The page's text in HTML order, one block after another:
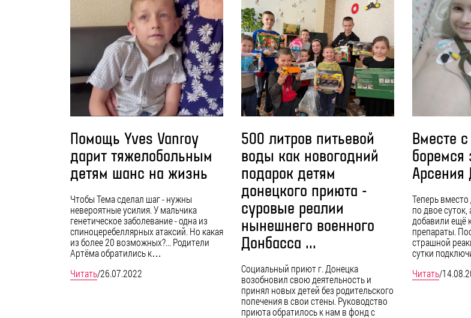
Помощь Yves Vanroy
дарит тяжелобольным
детям шанс на жизнь
Чтобы Тема сделал шаг - нужны
невероятные усилия. У мальчика
генетическое заболевание - одна из
спиноцеребеллярных атаксий. Но какая
из более 20 возможных?... Родители
Артёма обратились к…
Читать/26.07.2022
500 литров питьевой
воды как новогодний
подарок детям
донецкого приюта -
суровые реалии
нынешнего военного
Донбасса ...
Социальный приют г. Донецка
возобновил свою деятельность и
принял новых детей без родительского
попечения в свои стены. Руководство
приюта обратилось к нам в фонд с
Вместе
боремся
Арсения
Теперь
по двое
добавили ещё
препараты.
страшной
сутки
Читать/